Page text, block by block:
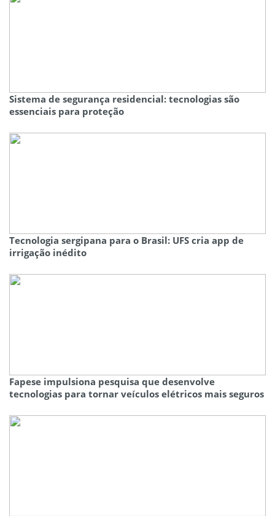
Sistema de segurança residencial: tecnologias são
essenciais para proteção
Tecnologia sergipana para o Brasil: UFS cria app de
irrigação inédito
Fapese impulsiona pesquisa que desenvolve
tecnologias para tornar veículos elétricos mais seguros